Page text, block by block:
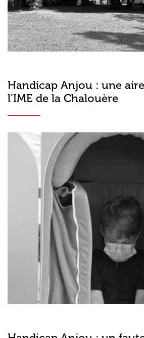
Handicap Anjou : une
l’IME de la Chalouère